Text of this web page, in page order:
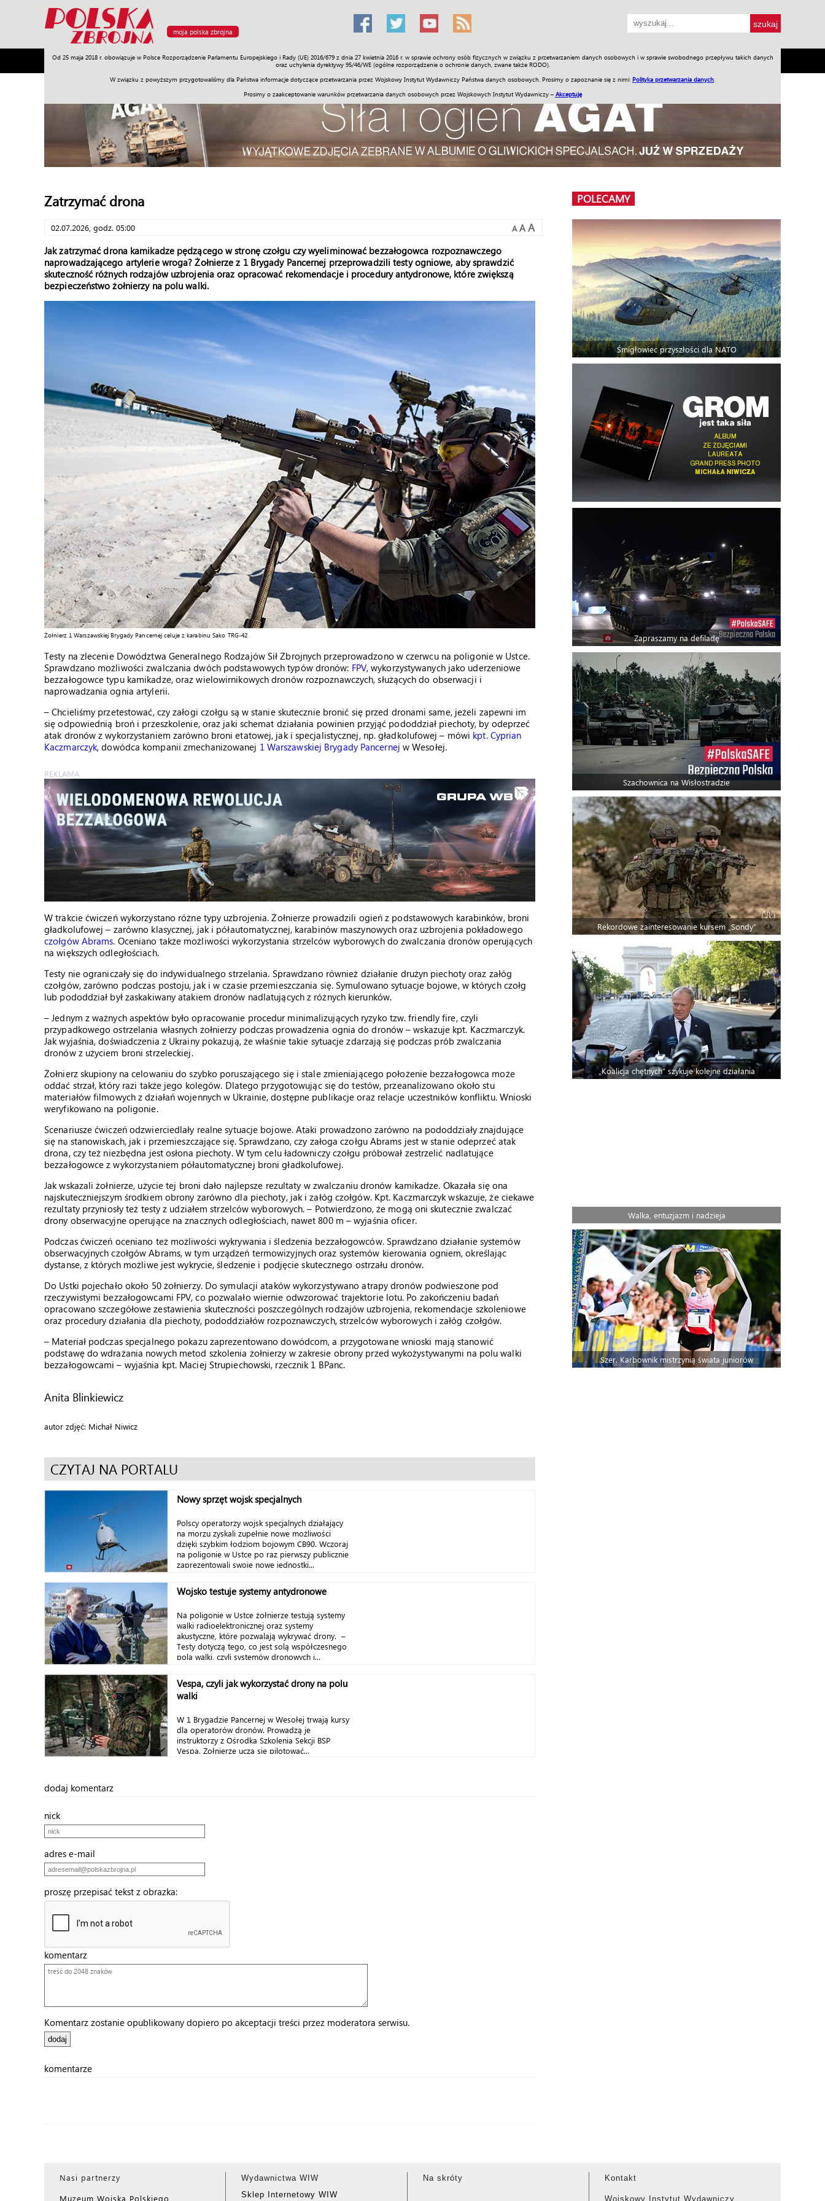
moja polska zbrojna
Od 25 maja 2018 r. obowiązuje w Polsce Rozporządzenie Parlamentu Europejskiego i Rady (UE) 2016/679 z dnia 27 kwietnia 2016 r. w sprawie ochrony osób fizycznych w związku z przetwarzaniem danych osobowych i w sprawie swobodnego przepływu takich danych
oraz uchylenia dyrektywy 95/46/WE (ogólne rozporządzenie o ochronie danych, zwane także RODO).
W związku z powyższym przygotowaliśmy dla Państwa informacje dotyczące przetwarzania przez Wojskowy Instytut Wydawniczy Państwa danych osobowych. Prosimy o zapoznanie się z nimi: Polityka przetwarzania danych
Prosimy o zaakceptowanie warunków przetwarzania danych osobowych przez Wojskowych Instytut Wydawniczy – Akceptuję
Armia Poligon Sprzęt Misje Polityka Prawo Świat Społeczność Sport Historia Galerie Wideo ENGLISH SKLEP Jednodniówki Praca w WIW
Zatrzymać drona
02.07.2026, godz. 05:00 A A A
Jak zatrzymać drona kamikadze pędzącego w stronę czołgu czy wyeliminować bezzałogowca rozpoznawczego
naprowadzającego artylerie wroga? Żołnierze z 1 Brygady Pancernej przeprowadzili testy ogniowe, aby sprawdzić
skuteczność różnych rodzajów uzbrojenia oraz opracować rekomendacje i procedury antydronowe, które zwiększą
bezpieczeństwo żołnierzy na polu walki.
Żołnierz 1 Warszawskiej Brygady Pancernej celuje z karabinu Sako TRG-42
Testy na zlecenie Dowództwa Generalnego Rodzajów Sił Zbrojnych przeprowadzono w czerwcu na poligonie w Ustce.
Sprawdzano możliwości zwalczania dwóch podstawowych typów dronów: FPV, wykorzystywanych jako uderzeniowe
bezzałogowce typu kamikadze, oraz wielowirnikowych dronów rozpoznawczych, służących do obserwacji i
naprowadzania ognia artylerii.
– Chcieliśmy przetestować, czy załogi czołgu są w stanie skutecznie bronić się przed dronami same, jeżeli zapewni im
się odpowiednią broń i przeszkolenie, oraz jaki schemat działania powinien przyjąć pododdział piechoty, by odeprzeć
atak dronów z wykorzystaniem zarówno broni etatowej, jak i specjalistycznej, np. gładkolufowej – mówi kpt. Cyprian
Kaczmarczyk, dowódca kompanii zmechanizowanej 1 Warszawskiej Brygady Pancernej w Wesołej.
REKLAMA
W trakcie ćwiczeń wykorzystano różne typy uzbrojenia. Żołnierze prowadzili ogień z podstawowych karabinków, broni
gładkolufowej – zarówno klasycznej, jak i półautomatycznej, karabinów maszynowych oraz uzbrojenia pokładowego
czołgów Abrams. Oceniano także możliwości wykorzystania strzelców wyborowych do zwalczania dronów operujących
na większych odległościach.
Testy nie ograniczały się do indywidualnego strzelania. Sprawdzano również działanie drużyn piechoty oraz załóg
czołgów, zarówno podczas postoju, jak i w czasie przemieszczania się. Symulowano sytuacje bojowe, w których czołg
lub pododdział był zaskakiwany atakiem dronów nadlatujących z różnych kierunków.
– Jednym z ważnych aspektów było opracowanie procedur minimalizujących ryzyko tzw. friendly fire, czyli
przypadkowego ostrzelania własnych żołnierzy podczas prowadzenia ognia do dronów – wskazuje kpt. Kaczmarczyk.
Jak wyjaśnia, doświadczenia z Ukrainy pokazują, że właśnie takie sytuacje zdarzają się podczas prób zwalczania
dronów z użyciem broni strzeleckiej.
Żołnierz skupiony na celowaniu do szybko poruszającego się i stale zmieniającego położenie bezzałogowca może
oddać strzał, który razi także jego kolegów. Dlatego przygotowując się do testów, przeanalizowano około stu
materiałów filmowych z działań wojennych w Ukrainie, dostępne publikacje oraz relacje uczestników konfliktu. Wnioski
weryfikowano na poligonie.
Scenariusze ćwiczeń odzwierciedlały realne sytuacje bojowe. Ataki prowadzono zarówno na pododdziały znajdujące
się na stanowiskach, jak i przemieszczające się. Sprawdzano, czy załoga czołgu Abrams jest w stanie odeprzeć atak
drona, czy też niezbędna jest osłona piechoty. W tym celu ładowniczy czołgu próbował zestrzelić nadlatujące
bezzałogowce z wykorzystaniem półautomatycznej broni gładkolufowej.
Jak wskazali żołnierze, użycie tej broni dało najlepsze rezultaty w zwalczaniu dronów kamikadze. Okazała się ona
najskuteczniejszym środkiem obrony zarówno dla piechoty, jak i załóg czołgów. Kpt. Kaczmarczyk wskazuje, że ciekawe
rezultaty przyniosły też testy z udziałem strzelców wyborowych. – Potwierdzono, że mogą oni skutecznie zwalczać
drony obserwacyjne operujące na znacznych odległościach, nawet 800 m – wyjaśnia oficer.
Podczas ćwiczeń oceniano też możliwości wykrywania i śledzenia bezzałogowców. Sprawdzano działanie systemów
obserwacyjnych czołgów Abrams, w tym urządzeń termowizyjnych oraz systemów kierowania ogniem, określając
dystanse, z których możliwe jest wykrycie, śledzenie i podjęcie skutecznego ostrzału dronów.
Do Ustki pojechało około 50 żołnierzy. Do symulacji ataków wykorzystywano atrapy dronów podwieszone pod
rzeczywistymi bezzałogowcami FPV, co pozwalało wiernie odwzorować trajektorie lotu. Po zakończeniu badań
opracowano szczegółowe zestawienia skuteczności poszczególnych rodzajów uzbrojenia, rekomendacje szkoleniowe
oraz procedury działania dla piechoty, pododdziałów rozpoznawczych, strzelców wyborowych i załóg czołgów.
– Materiał podczas specjalnego pokazu zaprezentowano dowódcom, a przygotowane wnioski mają stanowić
podstawę do wdrażania nowych metod szkolenia żołnierzy w zakresie obrony przed wykożystywanymi na polu walki
bezzałogowcami – wyjaśnia kpt. Maciej Strupiechowski, rzecznik 1 BPanc.
Anita Blinkiewicz
autor zdjęć: Michał Niwicz
CZYTAJ NA PORTALU
Nowy sprzęt wojsk specjalnych
Polscy operatorzy wojsk specjalnych działający
na morzu zyskali zupełnie nowe możliwości
dzięki szybkim łodziom bojowym CB90. Wczoraj
na poligonie w Ustce po raz pierwszy publicznie
zaprezentowali swoje nowe jednostki...
Wojsko testuje systemy antydronowe
Na poligonie w Ustce żołnierze testują systemy
walki radioelektronicznej oraz systemy
akustyczne, które pozwalają wykrywać drony. –
Testy dotyczą tego, co jest solą współczesnego
pola walki, czyli systemów dronowych i...
Vespa, czyli jak wykorzystać drony na polu
walki
W 1 Brygadzie Pancernej w Wesołej trwają kursy
dla operatorów dronów. Prowadzą je
instruktorzy z Ośrodka Szkolenia Sekcji BSP
Vespa. Żołnierze uczą się pilotować...
dodaj komentarz
nick
adres e-mail
proszę przepisać tekst z obrazka:
komentarz
Komentarz zostanie opublikowany dopiero po akceptacji treści przez moderatora serwisu.
komentarze
POLECAMY
Śmigłowiec przyszłości dla NATO
Zapraszamy na defiladę
Szachownica na Wisłostradzie
Rekordowe zainteresowanie kursem „Sondy”
„Koalicja chętnych” szykuje kolejne działania
Walka, entuzjazm i nadzieja
Szer. Karbownik mistrzynią świata juniorów
Nasi partnerzy
Muzeum Wojska Polskiego
Wydawnictwa WIW
Sklep Internetowy WIW
Na skróty Kontakt
Wojskowy Instytut Wydawniczy